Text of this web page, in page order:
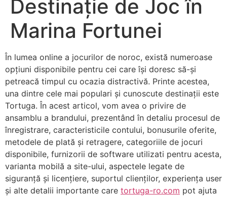
Destinație de Joc în
Marina Fortunei
În lumea online a jocurilor de noroc, există numeroase
opțiuni disponibile pentru cei care își doresc să-și
petreacă timpul cu ocazia distractivă. Printe acestea,
una dintre cele mai populari și cunoscute destinații este
Tortuga. În acest articol, vom avea o privire de
ansamblu a brandului, prezentând în detaliu procesul de
înregistrare, caracteristicile contului, bonusurile oferite,
metodele de plată și retragere, categoriile de jocuri
disponibile, furnizorii de software utilizati pentru acesta,
varianta mobilă a site-ului, aspectele legate de
siguranță și licențiere, suportul clienților, experiența user
și alte detalii importante care tortuga-ro.com pot ajuta